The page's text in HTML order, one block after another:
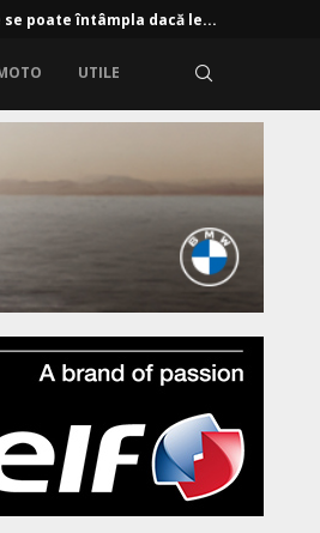
poate întâmpla dacă le...
UTILE